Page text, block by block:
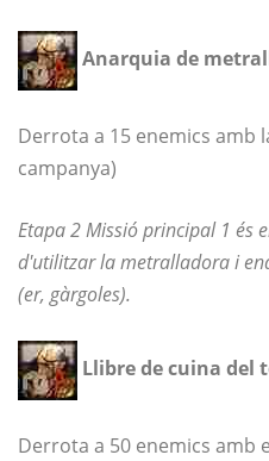
Anarquia de
Derrota a 15 enemics amb
campanya)
Etapa 2 Missió principal 1 és
d'utilitzar la metralladora i
(er, gàrgoles).
Llibre de cuina del
Derrota a 50 enemics amb